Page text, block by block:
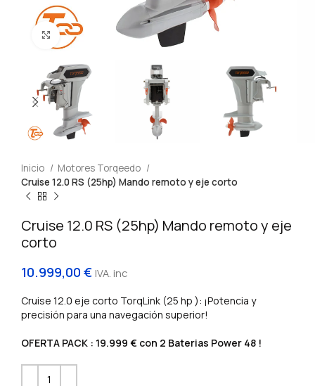
Click to enlarge
Inicio
Motores Torqeedo
Cruise 12.0 RS (25hp) Mando remoto y eje corto
Cruise 12.0 RS (25hp) Mando remoto y eje
corto
10.999,00 € IVA. inc
Cruise 12.0 eje corto TorqLink (25 hp ): ¡Potencia y
precisión para una navegación superior!
OFERTA PACK : 19.999 € con 2 Baterias Power 48 !